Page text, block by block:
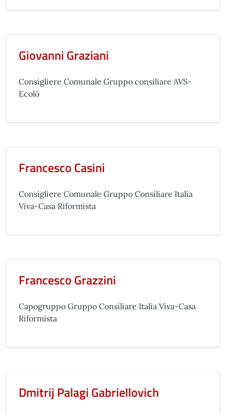
Giovanni Graziani
Consigliere Comunale Gruppo consiliare AVS-
Ecolò
Francesco Casini
Consigliere Comunale Gruppo Consiliare Italia
Viva-Casa Riformista
Francesco Grazzini
Capogruppo Gruppo Consiliare Italia Viva-Casa
Riformista
Dmitrij Palagi Gabriellovich